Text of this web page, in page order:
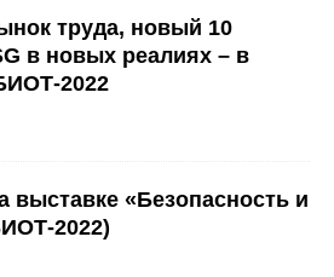
труда, новый 10
в новых реалиях – в
2022
«Безопасность и
2022)